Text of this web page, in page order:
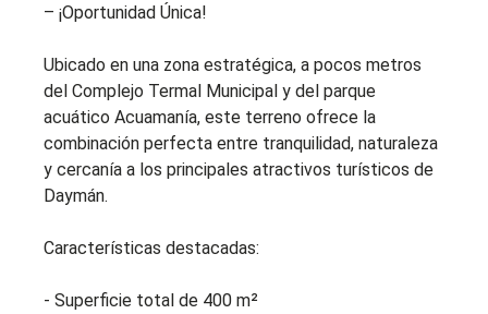
– ¡Oportunidad Única!
Ubicado en una zona estratégica, a pocos metros
del Complejo Termal Municipal y del parque
acuático Acuamanía, este terreno ofrece la
combinación perfecta entre tranquilidad, naturaleza
y cercanía a los principales atractivos turísticos de
Daymán.
Características destacadas:
- Superficie total de 400 m²